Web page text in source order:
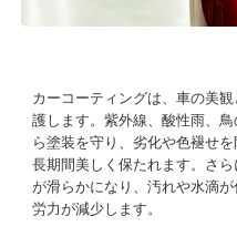
カーコーティングは、車の美
護します。紫外線、酸性雨、
ら塗装を守り、劣化や色褪せ
長期間美しく保たれます。さ
が滑らかになり、汚れや水滴
労力が減少します。